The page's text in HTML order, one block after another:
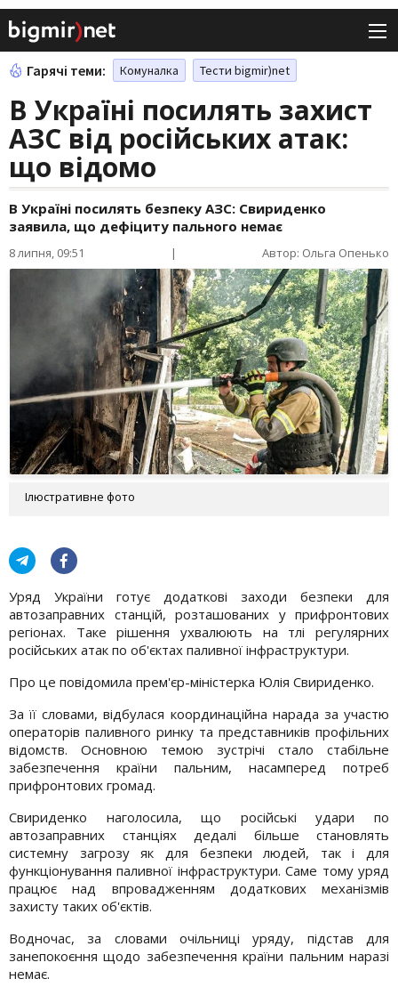
Гарячі теми: Комуналка Тести bigmir)net
В Україні посилять захист
АЗС від російських атак:
що відомо
В Україні посилять безпеку АЗС: Свириденко
заявила, що дефіциту пального немає
8 липня, 09:51 | Автор: Ольга Опенько
Ілюстративне фото
Уряд України готує додаткові заходи безпеки для
автозаправних станцій, розташованих у прифронтових
регіонах. Таке рішення ухвалюють на тлі регулярних
російських атак по об'єктах паливної інфраструктури.
Про це повідомила прем'єр-міністерка Юлія Свириденко.
За її словами, відбулася координаційна нарада за участю
операторів паливного ринку та представників профільних
відомств. Основною темою зустрічі стало стабільне
забезпечення країни пальним, насамперед потреб
прифронтових громад.
Свириденко наголосила, що російські удари по
автозаправних станціях дедалі більше становлять
системну загрозу як для безпеки людей, так і для
функціонування паливної інфраструктури. Саме тому уряд
працює над впровадженням додаткових механізмів
захисту таких об'єктів.
Водночас, за словами очільниці уряду, підстав для
занепокоєння щодо забезпечення країни пальним наразі
немає.